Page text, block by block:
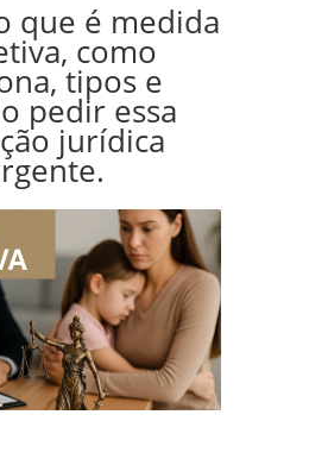
que é medida
como
tipos e
pedir essa
jurídica